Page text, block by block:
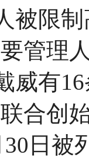
被限
管理
威有
合创
30日被